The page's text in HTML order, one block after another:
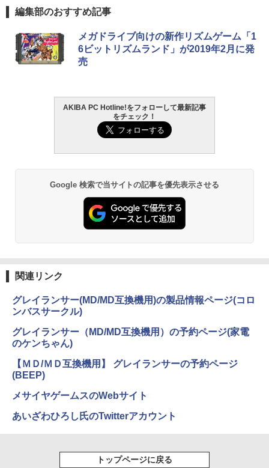
編集部のおすすめ記事
メガドライブ向けの新作リズムゲーム「1
6ビットリズムランド」が2019年2月に発
売
AKIBA PC Hotline!をフォローして最新記事
をチェック！
Google 検索で当サイトの記事を優先表示させる
関連リンク
グレイランサー(MD/MD互換機用)の製品情報ページ(コロ
ンバスサークル)
グレイランサー（MD/MD互換機用）の予約ページ(家電
のケンちゃん)
【ＭＤ/ＭＤ互換機用】 グレイランサーの予約ページ
(BEEP)
メサイヤゲームスのWebサイト
あいざわひろし氏のTwitterアカウント
トップページに戻る